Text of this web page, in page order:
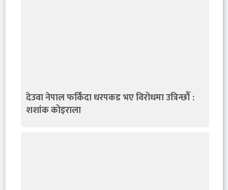
देउवा नेपाल फर्किंदा धरपकड भए विरोधमा उत्रिन्छौँ :
शशांक कोइराला